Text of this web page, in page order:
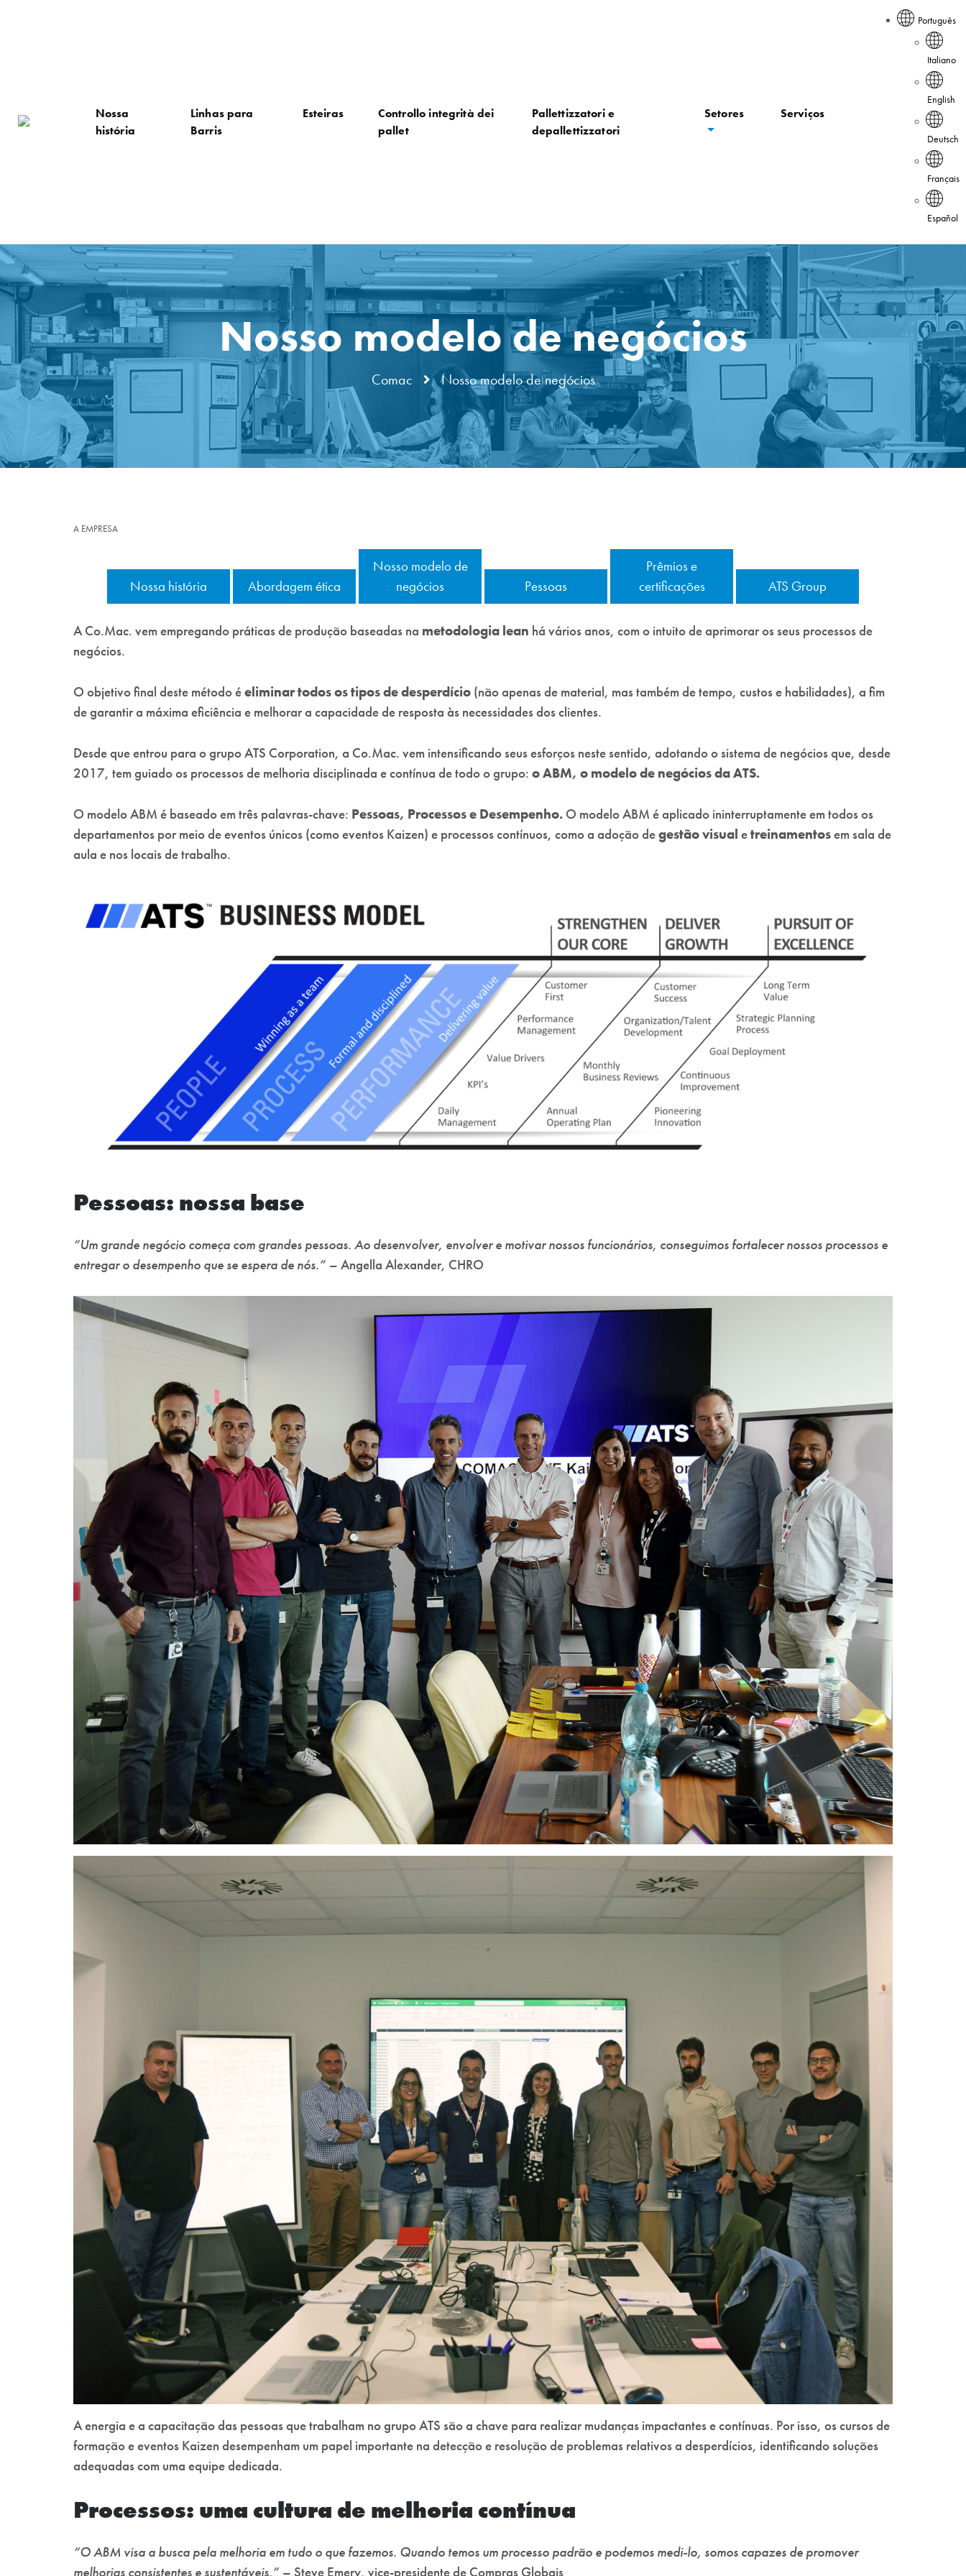
Nossa
história
Linhas para
Barris
Esteiras
Controllo integrità dei
pallet
Pallettizzatori e
depallettizzatori
Setores Serviços
Português
Italiano
English
Deutsch
Français
Español
Nosso modelo de negócios
Comac Nosso modelo de negócios
A EMPRESA
Nossa história Abordagem ética
Nosso modelo de
negócios
Pessoas
Prêmios e
certificações
ATS Group
A Co.Mac. vem empregando práticas de produção baseadas na metodologia lean há vários anos, com o intuito de aprimorar os seus processos de
negócios.
O objetivo final deste método éeliminar todos os tipos de desperdício (não apenas de material, mas também de tempo, custos e habilidades), a fim
de garantir a máxima eficiência e melhorar a capacidade de resposta às necessidades dos clientes.
Desde que entrou para o grupo ATS Corporation, a Co.Mac. vem intensificando seus esforços neste sentido, adotando o sistema de negócios que, desde
2017, tem guiado os processos de melhoria disciplinada e contínua de todo o grupo: o ABM, o modelo de negócios da ATS.
O modelo ABM é baseado em três palavras-chave: Pessoas, Processos e Desempenho. O modelo ABM é aplicado ininterruptamente em todos os
departamentos por meio de eventos únicos (como eventos Kaizen) e processos contínuos, como a adoção degestão visual etreinamentosem sala de
aula e nos locais de trabalho.
Pessoas: nossa base
“Um grande negócio começa com grandes pessoas. Ao desenvolver, envolver e motivar nossos funcionários, conseguimos fortalecer nossos processos e
entregar o desempenho que se espera de nós.” – Angella Alexander, CHRO
A energia e a capacitação das pessoas que trabalham no grupo ATS são a chave para realizar mudanças impactantes e contínuas. Por isso, os cursos de
formação e eventos Kaizen desempenham um papel importante na detecção e resolução de problemas relativos a desperdícios, identificando soluções
adequadas com uma equipe dedicada.
Processos: uma cultura de melhoria contínua
“O ABM visa a busca pela melhoria em tudo o que fazemos. Quando temos um processo padrão e podemos medi-lo, somos capazes de promover
melhorias consistentes e sustentáveis.” – Steve Emery, vice-presidente de Compras Globais